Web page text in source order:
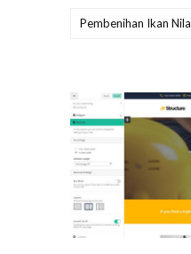
Pembenihan Ikan Nila